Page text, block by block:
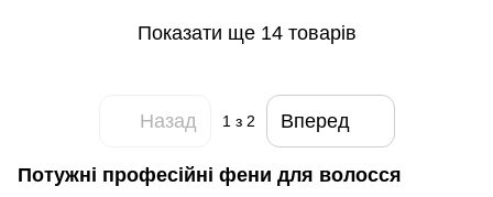
Показати ще 14 товарів
Назад 1 з 2 Вперед
Потужні професійні фени для волосся